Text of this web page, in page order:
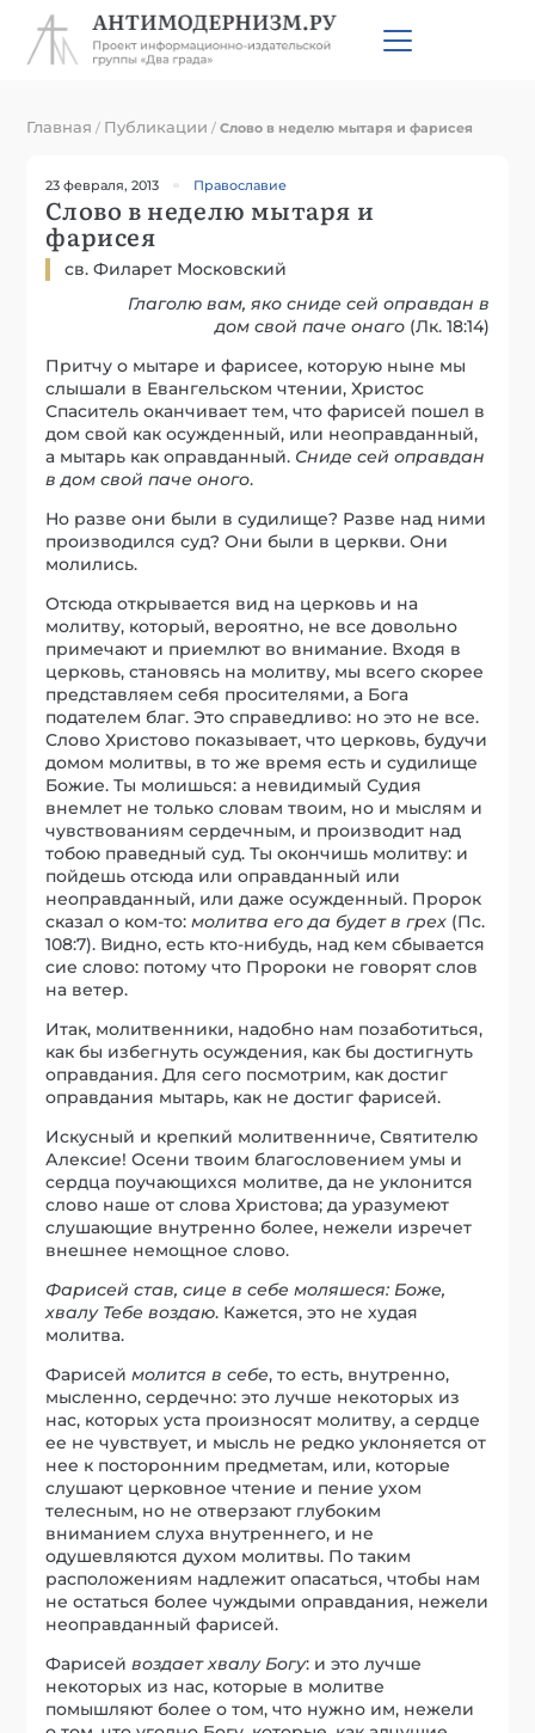
Главная / Публикации /Слово в неделю мытаря и фарисея
23 февраля, 2013 Православие
Слово в неделю мытаря и
фарисея
св. Филарет Московский
Глаголю вам, яко сниде сей оправдан в
дом свой паче онаго(Лк. 18:14)
Притчу о мытаре и фарисее, которую ныне мы
слышали в Евангельском чтении, Христос
Спаситель оканчивает тем, что фарисей пошел в
дом свой как осужденный, или неоправданный,
а мытарь как оправданный. Сниде сей оправдан
в дом свой паче оного.
Но разве они были в судилище? Разве над ними
производился суд? Они были в церкви. Они
молились.
Отсюда открывается вид на церковь и на
молитву, который, вероятно, не все довольно
примечают и приемлют во внимание. Входя в
церковь, становясь на молитву, мы всего скорее
представляем себя просителями, а Бога
подателем благ. Это справедливо: но это не все.
Слово Христово показывает, что церковь, будучи
домом молитвы, в то же время есть и судилище
Божие. Ты молишься: а невидимый Судия
внемлет не только словам твоим, но и мыслям и
чувствованиям сердечным, и производит над
тобою праведный суд. Ты окончишь молитву: и
пойдешь отсюда или оправданный или
неоправданный, или даже осужденный. Пророк
сказал о ком-то:молитва его да будет в грех (Пс.
108:7). Видно, есть кто-нибудь, над кем сбывается
сие слово: потому что Пророки не говорят слов
на ветер.
Итак, молитвенники, надобно нам позаботиться,
как бы избегнуть осуждения, как бы достигнуть
оправдания. Для сего посмотрим, как достиг
оправдания мытарь, как не достиг фарисей.
Искусный и крепкий молитвенниче, Святителю
Алексие! Осени твоим благословением умы и
сердца поучающихся молитве, да не уклонится
слово наше от слова Христова; да уразумеют
слушающие внутренно более, нежели изречет
внешнее немощное слово.
Фарисей став, сице в себе моляшеся: Боже,
хвалу Тебе воздаю. Кажется, это не худая
молитва.
Фарисеймолится в себе, то есть, внутренно,
мысленно, сердечно: это лучше некоторых из
нас, которых уста произносят молитву, а сердце
ее не чувствует, и мысль не редко уклоняется от
нее к посторонним предметам, или, которые
слушают церковное чтение и пение ухом
телесным, но не отверзают глубоким
вниманием слуха внутреннего, и не
одушевляются духом молитвы. По таким
расположениям надлежит опасаться, чтобы нам
не остаться более чуждыми оправдания, нежели
неоправданный фарисей.
Фарисейвоздает хвалу Богу: и это лучше
некоторых из нас, которые в молитве
помышляют более о том, что нужно им, нежели